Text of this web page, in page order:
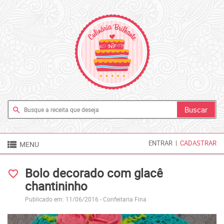
search
 MENU ENTRAR | CADASTRAR
favorite_border
Bolo decorado com glacê
chantininho
Publicado em: 11/06/2016 -Confeitaria Fina